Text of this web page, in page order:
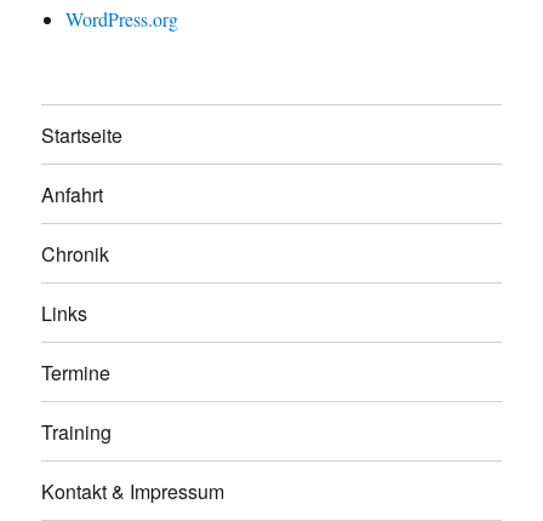
WordPress.org
Startseite
Anfahrt
Chronik
Links
Termine
Training
Kontakt & Impressum